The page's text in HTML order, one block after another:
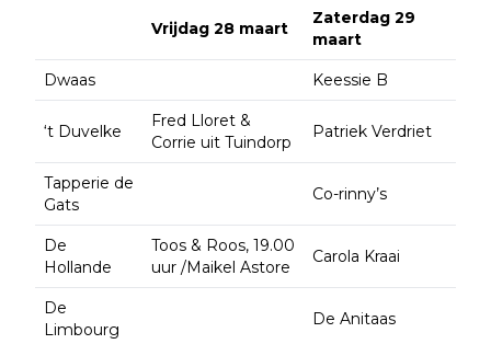
Vrijdag 28 maart
Zaterdag 29
maart
Dwaas Keessie B
‘t Duvelke
Fred Lloret &
Corrie uit Tuindorp
Patriek Verdriet
Tapperie de
Gats
Co-rinny’s
De
Hollande
Toos & Roos, 19.00
uur /Maikel Astore
Carola Kraai
De
Limbourg
De Anitaas